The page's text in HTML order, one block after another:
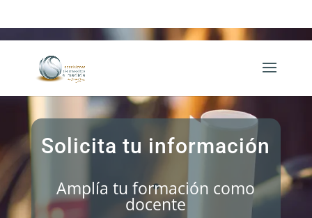
Solicita tu información
Amplía tu formación como
docente